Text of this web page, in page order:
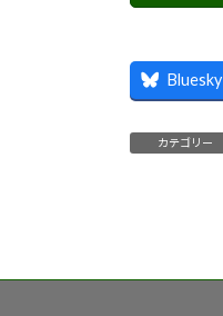
Bluesky
カテゴリー